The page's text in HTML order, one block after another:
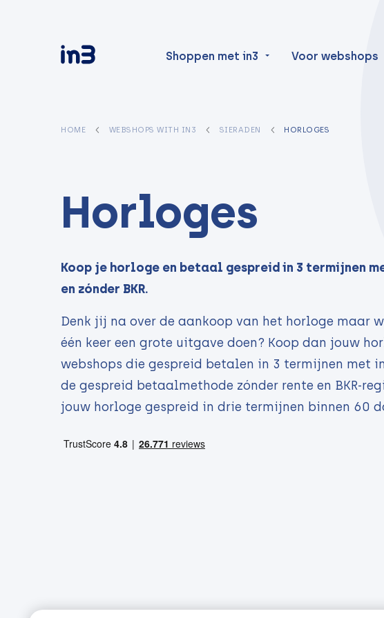
Shoppen met in3 Voor webshops
HOME WEBSHOPS WITH IN3 SIERADEN HORLOGES
Horloges
Koop je horloge en betaal gespreid in 3 termijnen
en zónder BKR.
Denk jij na over de aankoop van het horloge maar
één keer een grote uitgave doen? Koop dan jouw
webshops die gespreid betalen in 3 termijnen met
de gespreid betaalmethode zónder rente en BKR-
jouw horloge gespreid in drie termijnen binnen 60